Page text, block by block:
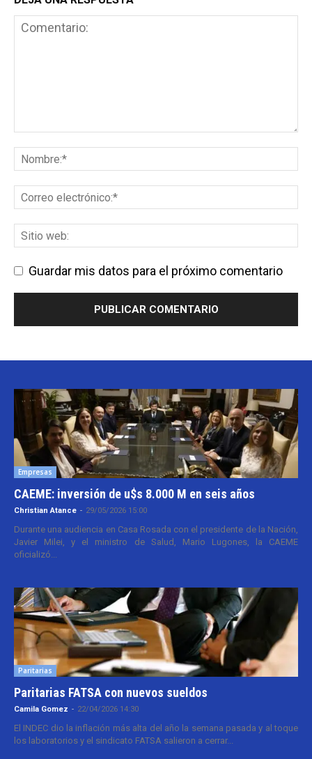
Guardar mis datos para el próximo comentario
Empresas
CAEME: inversión de u$s 8.000 M en seis años
Christian Atance - 29/05/2026 15:00
Durante una audiencia en Casa Rosada con el presidente de la Nación,
Javier Milei, y el ministro de Salud, Mario Lugones, la CAEME
oficializó...
Paritarias
Paritarias FATSA con nuevos sueldos
Camila Gomez - 22/04/2026 14:30
El INDEC dio la inflación más alta del año la semana pasada y al toque
los laboratorios y el sindicato FATSA salieron a cerrar...